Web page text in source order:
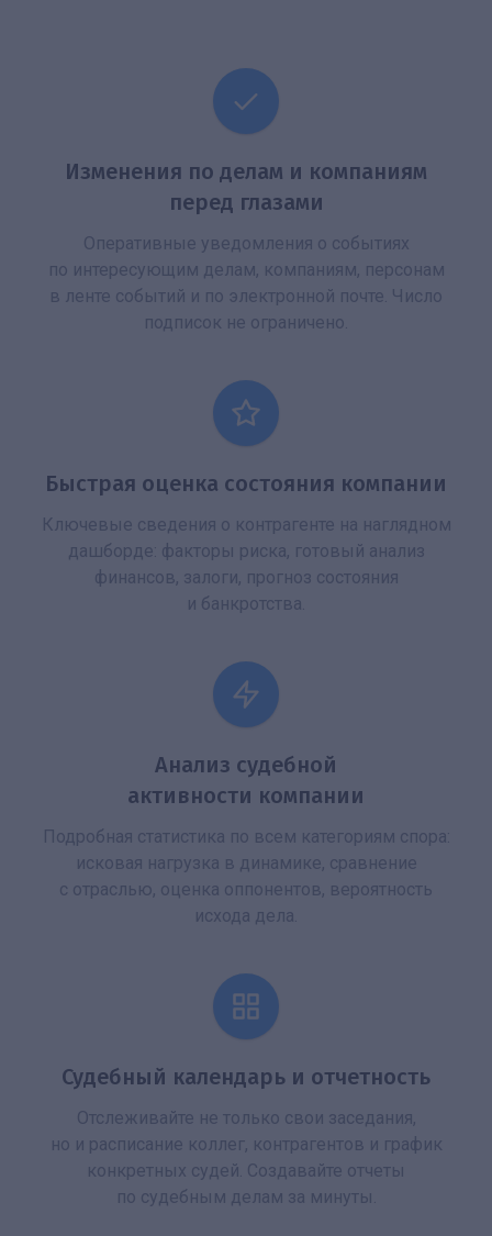
Изменения по делам и компаниям
перед глазами
Оперативные уведомления о событиях
по интересующим делам, компаниям, персонам
в ленте событий и по электронной почте. Число
подписок не ограничено.
Быстрая оценка состояния компании
Ключевые сведения о контрагенте на наглядном
дашборде: факторы риска, готовый анализ
финансов, залоги, прогноз состояния
и банкротства.
Анализ судебной
активности компании
Подробная статистика по всем категориям спора:
исковая нагрузка в динамике, сравнение
с отраслью, оценка оппонентов, вероятность
исхода дела.
Судебный календарь и отчетность
Отслеживайте не только свои заседания,
но и расписание коллег, контрагентов и график
конкретных судей. Создавайте отчеты
по судебным делам за минуты.